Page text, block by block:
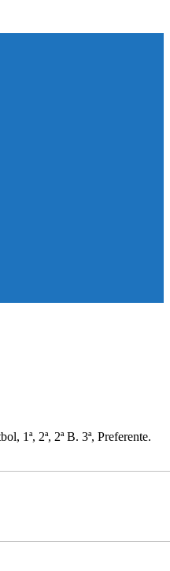
1ª, 2ª, 2ª B. 3ª, Preferente.